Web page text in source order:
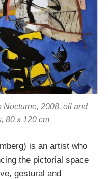
Nocturne, 2008, oil and
80 x 120 cm
is an artist who
the pictorial space
gestural and